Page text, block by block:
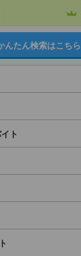
んたん検索はこちら
ト